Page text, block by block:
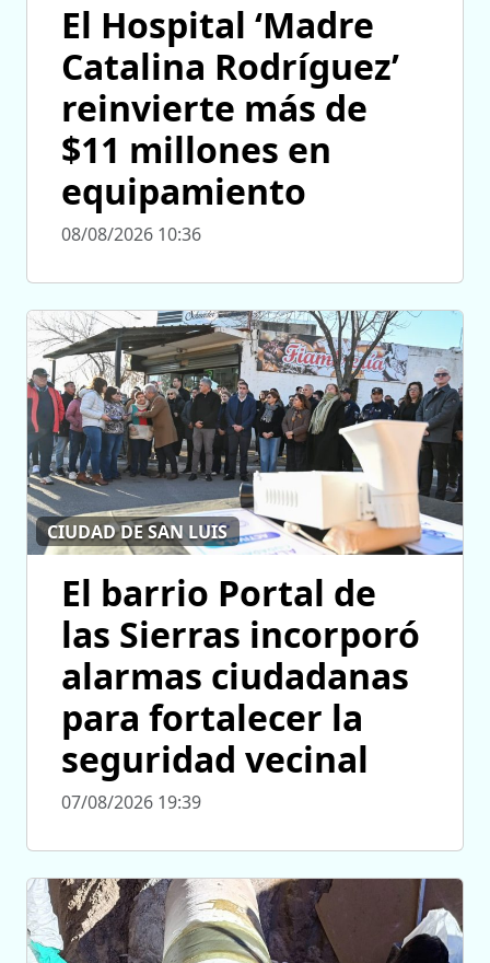
El Hospital ‘Madre
Catalina Rodríguez’
reinvierte más de
$11 millones en
equipamiento
08/08/2026 10:36
CIUDAD DE SAN LUIS
El barrio Portal de
las Sierras incorporó
alarmas ciudadanas
para fortalecer la
seguridad vecinal
07/08/2026 19:39